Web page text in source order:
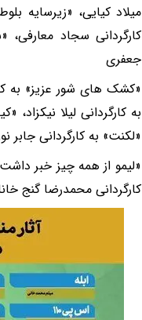
میلاد کیایی، «زیرسایه
کارگردانی سجاد معارفی،
جعفری
«کشک های شور عزیز» به
به کارگردانی لیلا نیکزاد،
«لکنت» به کارگردانی جابر
«لیمو از همه چیز خبر
کارگردانی محمدرضا گنج